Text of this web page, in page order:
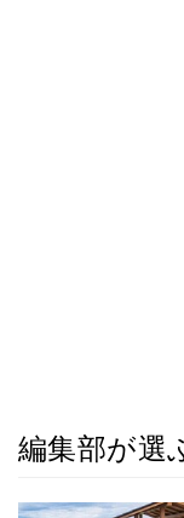
編集部が選